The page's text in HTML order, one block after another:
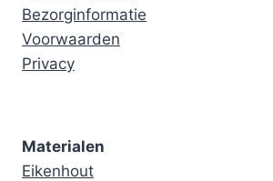
Bezorginformatie
Voorwaarden
Privacy
Materialen
Eikenhout